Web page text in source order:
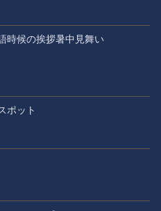
時候の挨拶暑中見舞い
ポット